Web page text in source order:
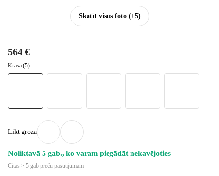
Skatīt visus foto(+5)
564 €
Krāsa (5)
Likt grozā
Noliktavā 5 gab., ko varam piegādāt nekavējoties
Citas > 5 gab preču pasūtījumam